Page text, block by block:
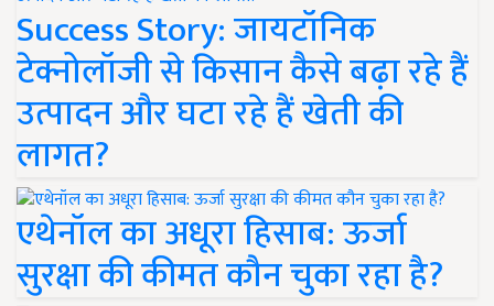
Success Story: जायटॉनिक
टेक्नोलॉजी से किसान कैसे बढ़ा रहे हैं
उत्पादन और घटा रहे हैं खेती की
लागत?
एथेनॉल का अधूरा हिसाब: ऊर्जा
सुरक्षा की कीमत कौन चुका रहा है?